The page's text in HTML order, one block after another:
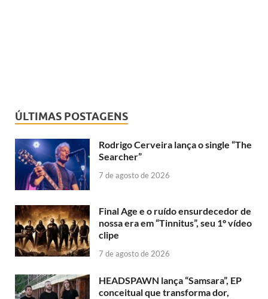
ÚLTIMAS POSTAGENS
Rodrigo Cerveira lança o single “The
Searcher”
7 de agosto de 2026
Final Age e o ruído ensurdecedor de
nossa era em “Tinnitus”, seu 1º vídeo
clipe
7 de agosto de 2026
HEADSPAWN lança “Samsara”, EP
conceitual que transforma dor,